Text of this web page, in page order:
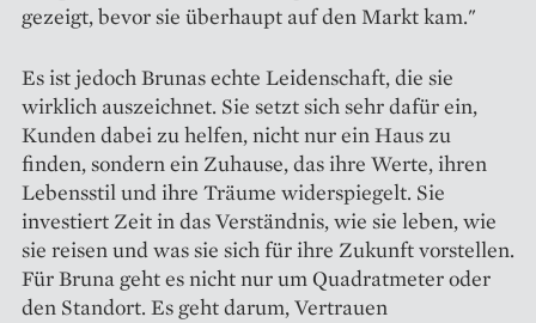
gezeigt, bevor sie überhaupt auf den Markt kam."
Es ist jedoch Brunas echte Leidenschaft, die sie
wirklich auszeichnet. Sie setzt sich sehr dafür ein,
Kunden dabei zu helfen, nicht nur ein Haus zu
finden, sondern ein Zuhause, das ihre Werte, ihren
Lebensstil und ihre Träume widerspiegelt. Sie
investiert Zeit in das Verständnis, wie sie leben, wie
sie reisen und was sie sich für ihre Zukunft vorstellen.
Für Bruna geht es nicht nur um Quadratmeter oder
den Standort. Es geht darum, Vertrauen